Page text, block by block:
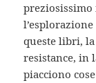
queste libri,
resistance, in
piacciono